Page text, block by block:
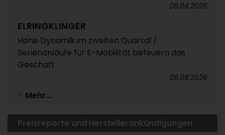
06.08.2026
ELRINGKLINGER
Hohe Dynamik im zweiten Quartal /
Serienanläufe für E-Mobilität befeuern das
Geschäft
06.08.2026
Mehr...
Preisreporte und Herstellerankündigungen